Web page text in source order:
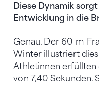
Diese Dynamik
Entwicklung in die
Genau. Der 60-m-
Winter illustriert
Athletinnen erfüllten
von 7,40 Sekunden.